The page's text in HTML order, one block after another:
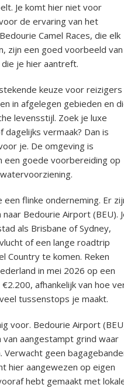
Je komt hier niet voor
de ervaring van het
Camel Races, die elk
zijn een goed voorbeeld van
je hier aantreft.
keuze voor reizigers
in afgelegen gebieden en
levensstijl. Zoek je luxe
vermaak? Dan is
je. De omgeving is
een goede voorbereiding op
flinke onderneming. Er
Bedourie Airport (BEU).
als Brisbane of Sydney,
of een lange roadtrip
Country te komen. Reken
in mei 2026 op een
afhankelijk van hoe
tussenstops je maakt.
voor. Bedourie Airport
aangestampt grind waar
Verwacht geen
hier aangewezen op eigen
hebt gemaakt met